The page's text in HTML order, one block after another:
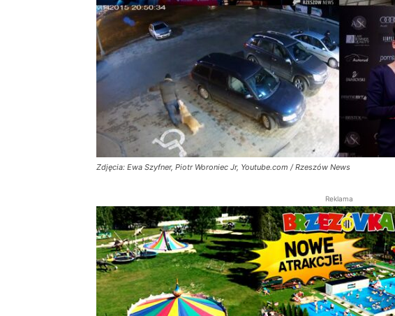
Zdjęcia: Ewa Szyfner, Piotr Woroniec Jr, Youtube.com / Rzeszów News
Reklama